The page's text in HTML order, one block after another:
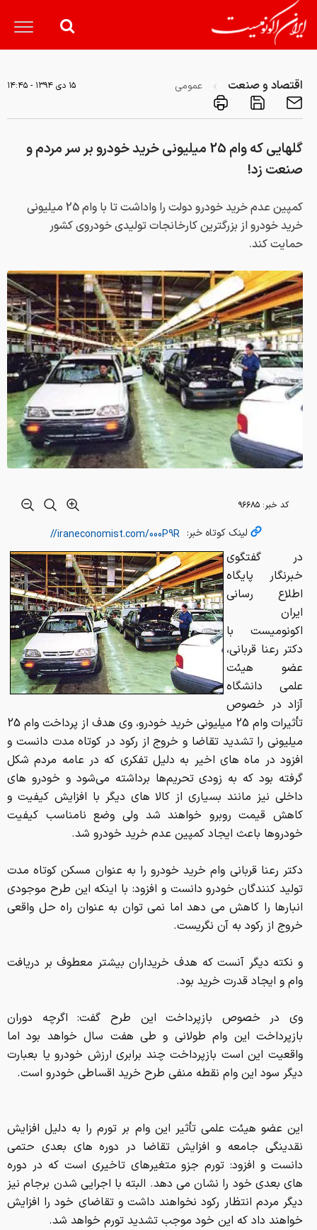
اقتصاد و صنعت عمومی ۱۵ دی ۱۳۹۴ - ۱۴:۴۵
گلهایی که وام 25 میلیونی خرید خودرو بر سر مردم و
صنعت زد!
کمپین عدم خرید خودرو دولت را واداشت تا با وام 25 میلیونی
خرید خودرو از بزرگترین کارخانجات تولیدی خودروی کشور
حمایت کند.
کد خبر: ۹۶۶۸۵
لینک کوتاه خبر:
در گفتگوی
خبرنگار پایگاه
اطلاع رسانی
ایران
اکونومیست با
دکتر رعنا قربانی،
عضو هیئت
علمی دانشگاه
آزاد در خصوص
تأثیرات وام 25 میلیونی خرید خودرو، وی هدف از پرداخت وام 25
میلیونی را تشدید تقاضا و خروج از رکود در کوتاه مدت دانست و
افزود در ماه های اخیر به دلیل تفکری که در عامه مردم شکل
گرفته بود که به زودی تحریم‌ها برداشته می‌شود و خودرو های
داخلی نیز مانند بسیاری از کالا های دیگر با افزایش کیفیت و
کاهش قیمت روبرو خواهند شد ولی وضع نامناسب کیفیت
خودروها باعث ایجاد کمپین عدم خرید خودرو شد.
دکتر رعنا قربانی وام خرید خودرو را به عنوان مسکن کوتاه مدت
تولید کنندگان خودرو دانست و افزود: با اینکه این طرح موجودی
انبارها را کاهش می دهد اما نمی توان به عنوان راه حل واقعی
خروج از رکود به آن نگریست.
و نکته دیگر آنست که هدف خریداران بیشتر معطوف بر دریافت
وام و ایجاد قدرت خرید بود.
وی در خصوص بازپرداخت این طرح گفت: اگرچه دوران
بازپرداخت این وام طولانی و طی هفت سال خواهد بود اما
واقعیت این است بازپرداخت چند برابری ارزش خودرو یا بعبارت
دیگر سود این وام نقطه منفی طرح خرید اقساطی خودرو است.
این عضو هیئت علمی تأثیر این وام بر تورم را به دلیل افزایش
نقدینگی جامعه و افزایش تقاضا در دوره های بعدی حتمی
دانست و افزود: تورم جزو متغیرهای تاخیری است که در دوره
های بعدی خود را نشان می دهد. البته با اجرایی شدن برجام نیز
دیگر مردم انتظار رکود نخواهند داشت و تقاضای خود را افزایش
خواهند داد که این خود موجب تشدید تورم خواهد شد.